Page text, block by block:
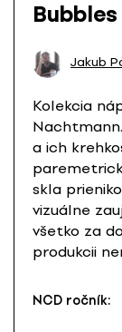
Jakub
Kolekcia
a ich
skla
vizuálne
všetko za
produkcii
NCD ročník: